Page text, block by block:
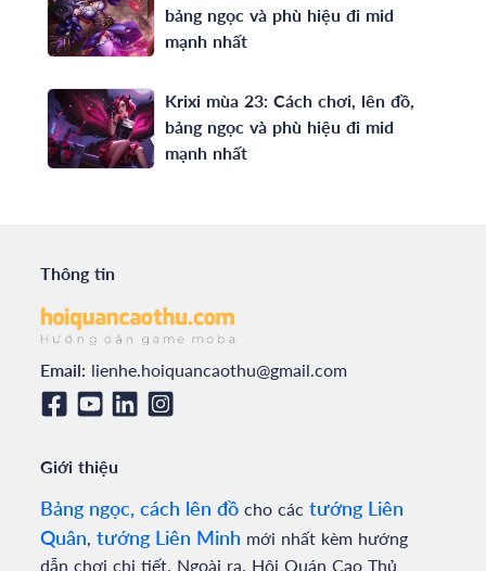
bảng ngọc và phù hiệu đi mid
mạnh nhất
Krixi mùa 23: Cách chơi, lên đồ,
bảng ngọc và phù hiệu đi mid
mạnh nhất
Thông tin
Email: lienhe.hoiquancaothu@gmail.com
Giới thiệu
Bảng ngọc, cách lên đồ cho các tướng Liên
Quân, tướng Liên Minh mới nhất kèm hướng
dẫn chơi chi tiết. Ngoài ra, Hội Quán Cao Thủ